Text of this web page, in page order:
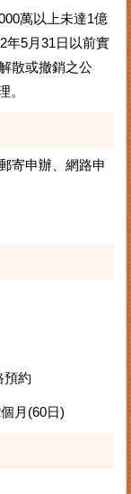
萬以上未達1億
年5月31日以前實
散或撤銷之公
。
寄申辦、網路申
預約
月(60日)